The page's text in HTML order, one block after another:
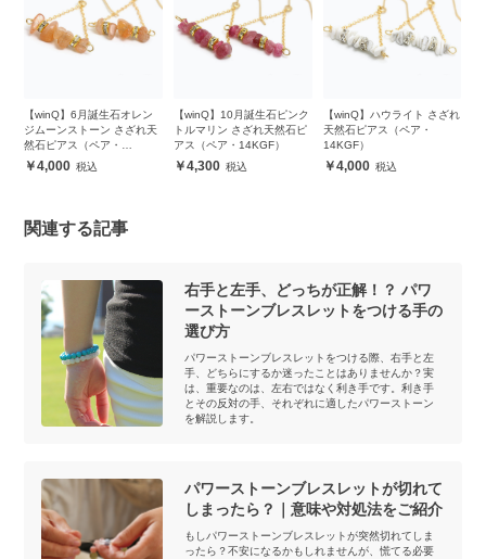
【winQ】6月誕生石オレン
ジムーンストーン さざれ天
然石ピアス（ペア・
14KGF）
4,000
【winQ】10月誕生石ピンク
トルマリン さざれ天然石ピ
アス（ペア・14KGF）
4,300
【winQ】ハウライト さざれ
天然石ピアス（ペア・
14KGF）
4,000
関連する記事
右手と左手、どっちが正解！？ パワ
ーストーンブレスレットをつける手の
選び方
パワーストーンブレスレットをつける際、右手と左
手、どちらにするか迷ったことはありませんか？実
は、重要なのは、左右ではなく利き手です。利き手
とその反対の手、それぞれに適したパワーストーン
を解説します。
パワーストーンブレスレットが切れて
しまったら？｜意味や対処法をご紹介
もしパワーストーンブレスレットが突然切れてしま
ったら？不安になるかもしれませんが、慌てる必要